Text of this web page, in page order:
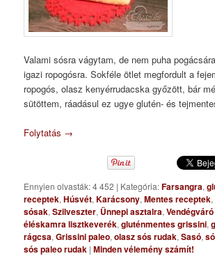
Valami sósra vágytam, de nem puha
igazi ropogósra. Sokféle ötlet megfordult a
ropogós, olasz kenyérrudacska győzött, bár
sütöttem, ráadásul ez ugye glutén- és
Folytatás →
Ennyien olvasták: 4 452 | Kategória:Farsangra,
receptek,Húsvét,Karácsony,Mentes receptek,
sósak,Szilveszter, Ünnepi asztalra,Vendégváró
éléskamra lisztkeverék,gluténmentes grissini,
rágcsa,Grissini paleo,olasz sós rudak,Sasó,
sós paleo rudak |Minden vélemény számít!